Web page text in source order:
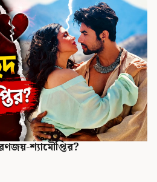
শ্যামৌপ্তির?